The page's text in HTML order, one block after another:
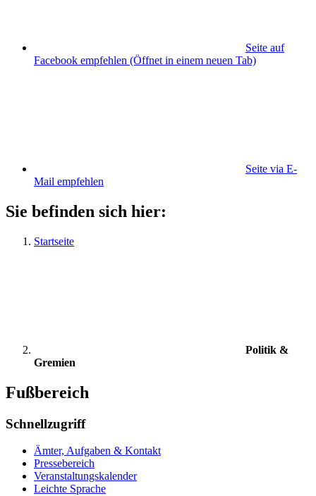
Seite auf
Facebook empfehlen (Öffnet in einem neuen Tab)
Seite via E-
Mail empfehlen
Sie befinden sich hier:
Startseite
Politik &
Gremien
Fußbereich
Schnellzugriff
Ämter, Aufgaben & Kontakt
Pressebereich
Veranstaltungskalender
Leichte Sprache